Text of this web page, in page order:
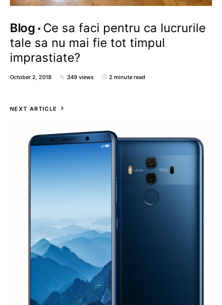
Blog
Ce sa faci pentru ca lucrurile
tale sa nu mai fie tot timpul
imprastiate?
October 2, 2018 349 views 2 minute read
NEXT ARTICLE